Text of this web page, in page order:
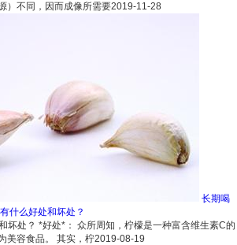
）不同，因而成像所需要2019-11-28
长期喝
什么好处和坏处？
坏处？ *好处*： 众所周知，柠檬是一种富含维生素C的
美容食品。 其实，柠2019-08-19